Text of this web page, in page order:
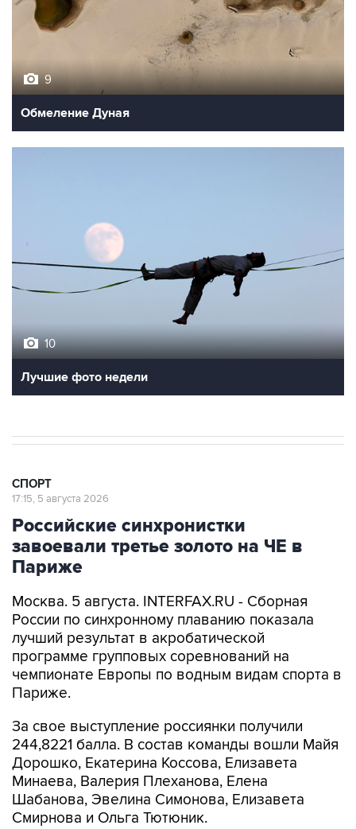
9
Обмеление Дуная
10
Лучшие фото недели
СПОРТ
17:15, 5 августа 2026
Российские синхронистки
завоевали третье золото на ЧЕ в
Париже
Москва. 5 августа. INTERFAX.RU - Сборная
России по синхронному плаванию показала
лучший результат в акробатической
программе групповых соревнований на
чемпионате Европы по водным видам спорта в
Париже.
За свое выступление россиянки получили
244,8221 балла. В состав команды вошли Майя
Дорошко, Екатерина Коссова, Елизавета
Минаева, Валерия Плеханова, Елена
Шабанова, Эвелина Симонова, Елизавета
Смирнова и Ольга Тютюник.